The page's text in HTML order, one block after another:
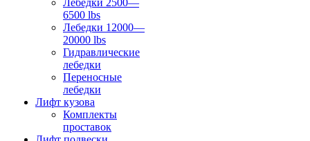
Лебедки 2500—
6500 lbs
Лебедки 12000—
20000 lbs
Гидравлические
лебедки
Переносные
лебедки
Лифт кузова
Комплекты
проставок